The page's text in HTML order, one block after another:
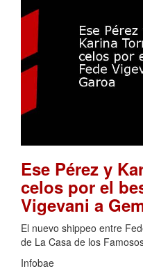
Ese Pérez y
celos por el
Vigevani a
El nuevo shippeo entre
de La Casa de los
Infobae